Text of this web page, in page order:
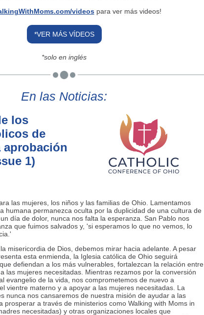
videospara ver más videos!
*VER MÁS VÍDEOS
*solo en inglés
En las Noticias:
los
de
aprobación
1)
las mujeres, los niños y las familias de Ohio. Lamentamos
humana permanezca oculta por la duplicidad de una cultura de
día de dolor, nunca nos falta la esperanza. San Pablo nos
que fuimos salvados y, 'si esperamos lo que no vemos, lo
misericordia de Dios, debemos mirar hacia adelante. A pesar
esta enmienda, la Iglesia católica de Ohio seguirá
defiendan a los más vulnerables, fortalezcan la relación entre
las mujeres necesitadas. Mientras rezamos por la conversión
evangelio de la vida, nos comprometemos de nuevo a
vientre materno y a apoyar a las mujeres necesitadas. La
nunca nos cansaremos de nuestra misión de ayudar a las
prosperar a través de ministerios como Walking with Moms in
necesitadas) y otras organizaciones locales que